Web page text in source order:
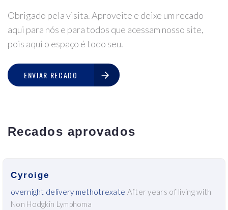
Obrigado pela visita. Aproveite e deixe um recado
aqui para nós e para todos que acessam nosso site,
pois aqui o espaço é todo seu.
ENVIAR RECADO
Recados aprovados
Cyroige
overnight delivery methotrexate After years of living with
Non Hodgkin Lymphoma